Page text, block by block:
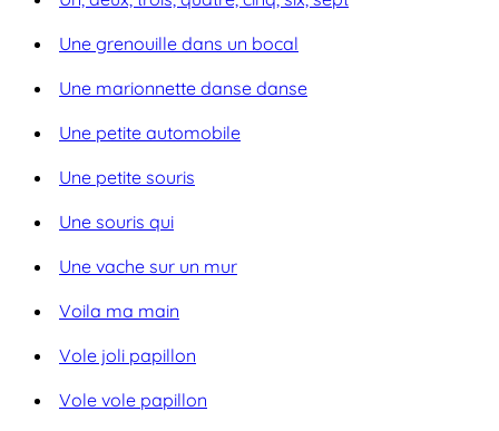
Une grenouille dans un bocal
Une marionnette danse danse
Une petite automobile
Une petite souris
Une souris qui
Une vache sur un mur
Voila ma main
Vole joli papillon
Vole vole papillon